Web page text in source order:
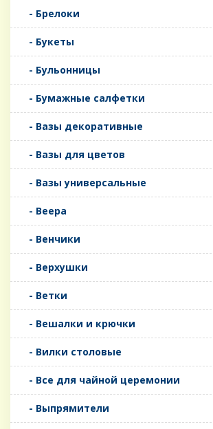
- Брелоки
- Букеты
- Бульонницы
- Бумажные салфетки
- Вазы декоративные
- Вазы для цветов
- Вазы универсальные
- Веера
- Венчики
- Верхушки
- Ветки
- Вешалки и крючки
- Вилки столовые
- Все для чайной церемонии
- Выпрямители